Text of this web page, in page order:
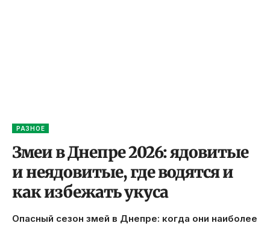
РАЗНОЕ
Змеи в Днепре 2026: ядовитые
и неядовитые, где водятся и
как избежать укуса
Опасный сезон змей в Днепре: когда они наиболее